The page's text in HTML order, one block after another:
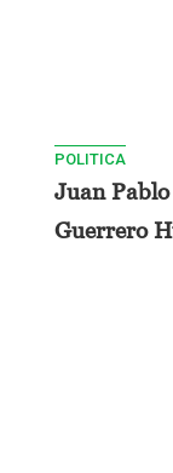
POLITICA
Juan
Guerrero